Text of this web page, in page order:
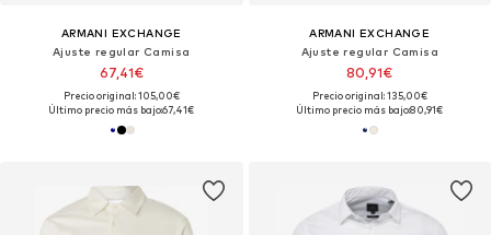
ARMANI EXCHANGE
Ajuste regular Camisa
67,41€
Precio original: 105,00€
Último precio más bajo:67,41€
ARMANI EXCHANGE
Ajuste regular Camisa
80,91€
Precio original: 135,00€
Último precio más bajo:80,91€